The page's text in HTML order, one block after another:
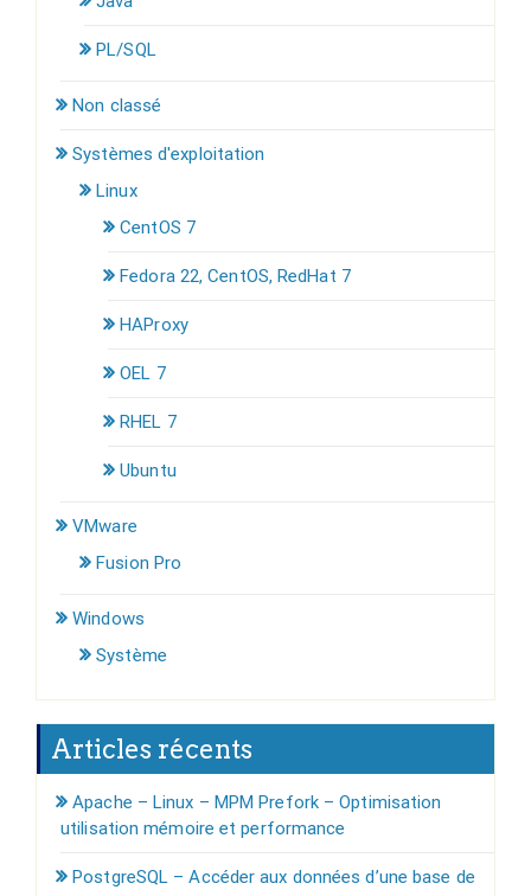
PL/SQL
Non classé
Systèmes d'exploitation
Linux
CentOS 7
Fedora 22, CentOS, RedHat 7
HAProxy
OEL 7
RHEL 7
Ubuntu
VMware
Fusion Pro
Windows
Système
Articles récents
Apache – Linux – MPM Prefork – Optimisation
utilisation mémoire et performance
PostgreSQL – Accéder aux données d’une base de